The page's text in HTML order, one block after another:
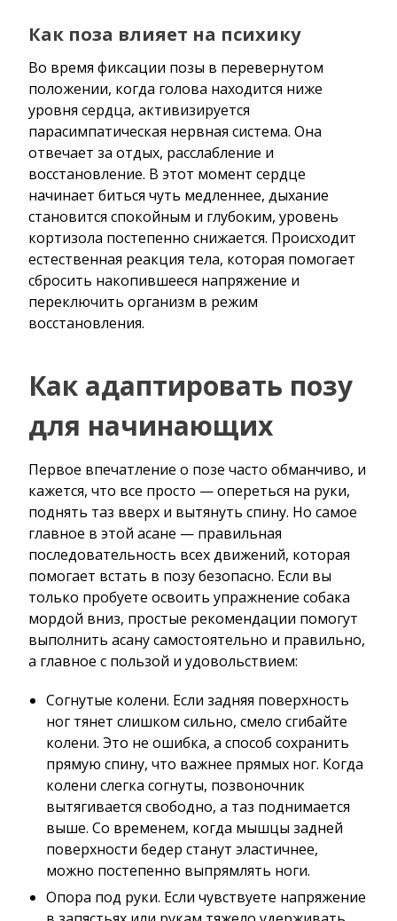
Как поза влияет на психику
Во время фиксации позы в перевернутом
положении, когда голова находится ниже
уровня сердца, активизируется
парасимпатическая нервная система. Она
отвечает за отдых, расслабление и
восстановление. В этот момент сердце
начинает биться чуть медленнее, дыхание
становится спокойным и глубоким, уровень
кортизола постепенно снижается. Происходит
естественная реакция тела, которая помогает
сбросить накопившееся напряжение и
переключить организм в режим
восстановления.
Как адаптировать позу
для начинающих
Первое впечатление о позе часто обманчиво, и
кажется, что все просто — опереться на руки,
поднять таз вверх и вытянуть спину. Но самое
главное в этой асане — правильная
последовательность всех движений, которая
помогает встать в позу безопасно. Если вы
только пробуете освоить упражнение собака
мордой вниз, простые рекомендации помогут
выполнить асану самостоятельно и правильно,
а главное с пользой и удовольствием:
Согнутые колени. Если задняя поверхность
ног тянет слишком сильно, смело сгибайте
колени. Это не ошибка, а способ сохранить
прямую спину, что важнее прямых ног. Когда
колени слегка согнуты, позвоночник
вытягивается свободно, а таз поднимается
выше. Со временем, когда мышцы задней
поверхности бедер станут эластичнее,
можно постепенно выпрямлять ноги.
Опора под руки. Если чувствуете напряжение